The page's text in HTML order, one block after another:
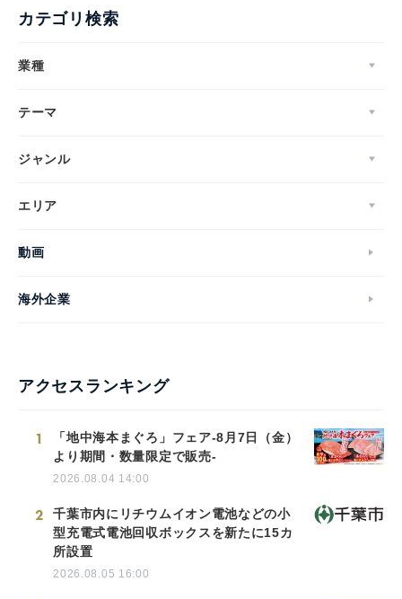
カテゴリ検索
業種
テーマ
ジャンル
エリア
動画
海外企業
アクセスランキング
1
「地中海本まぐろ」フェア-8月7日（金）
より期間・数量限定で販売-
2026.08.04 14:00
2
千葉市内にリチウムイオン電池などの小
型充電式電池回収ボックスを新たに15カ
所設置
2026.08.05 16:00